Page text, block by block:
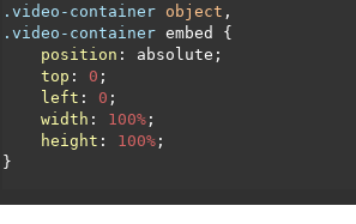
.video-container object
.video-container embed {
position : absolute;
top : 0 ;
left : 0 ;
width : 100% ;
height : 100% ;